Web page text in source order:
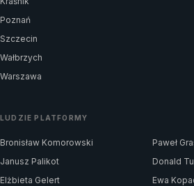
Poznań
Szczecin
Wałbrzych
Warszawa
LUDZIE PLATFORMY
Bronisław Komorowski
Paweł
Janusz Palikot
Donald
Elżbieta Gelert
Ewa